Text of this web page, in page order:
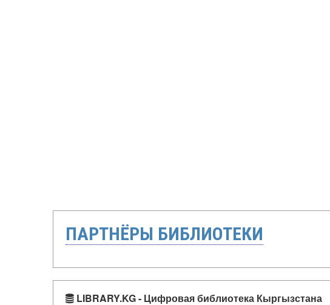
ПАРТНЁРЫ БИБЛИОТЕКИ
LIBRARY.KG - Цифровая библиотека Кыргызстана